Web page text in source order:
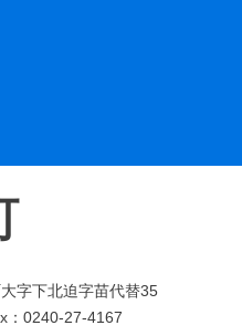
字下北迫字苗代替35
0240-27-4167